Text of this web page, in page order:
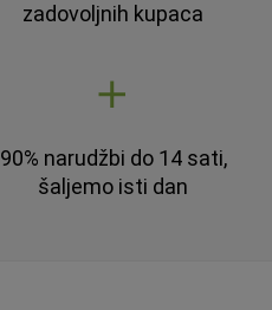
zadovoljnih kupaca
90% narudžbi do 14 sati,
šaljemo isti dan